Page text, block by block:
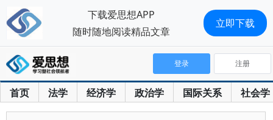
首页 法学 经济学 政治学 国际关系 社会学
登录 注册
下载爱思想APP
随时随地阅读精品文章
立即下载